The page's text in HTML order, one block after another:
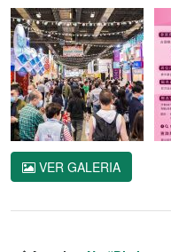
VER GALERIA